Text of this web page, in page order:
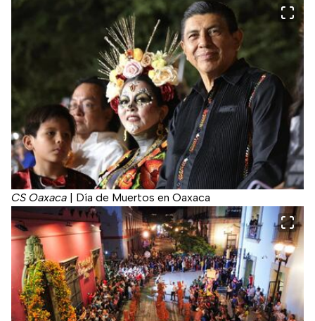
CS Oaxaca | Día de Muertos en Oaxaca